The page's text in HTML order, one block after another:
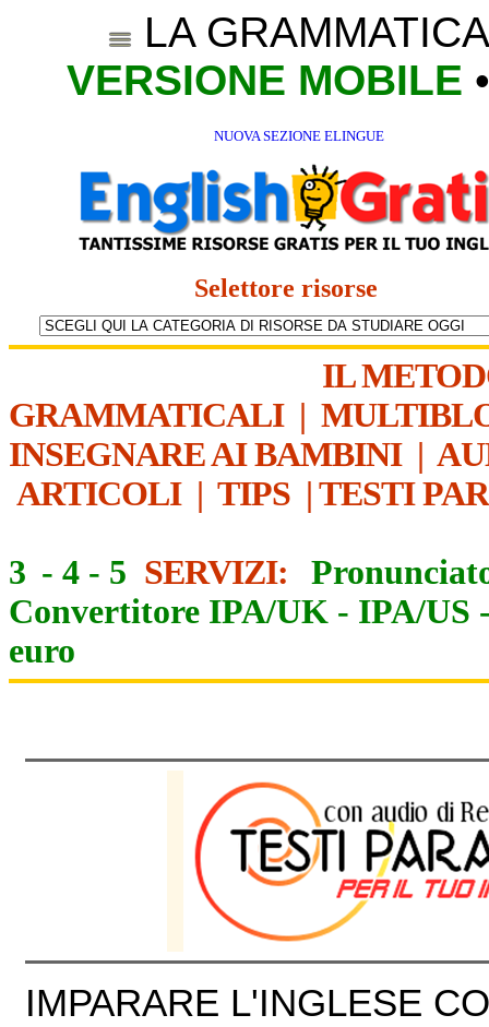
LA
VERSIONE MOBILE
NUOVA SEZIONE ELINGUE
Selettore risorse
IL
GRAMMATICALI|
INSEGNARE AI BAMBINI|
ARTICOLI| TIPS | TESTI
3 - 4 - 5 SERVIZI:
Convertitore IPA/UK - IPA/US
euro
IMPARARE L'INGLESE